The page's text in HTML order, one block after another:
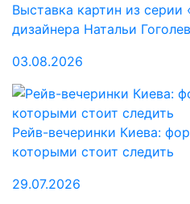
Выставка картин из серии
дизайнера Натальи
03.08.2026
Рейв-вечеринки Киева:
которыми стоит следить
29.07.2026